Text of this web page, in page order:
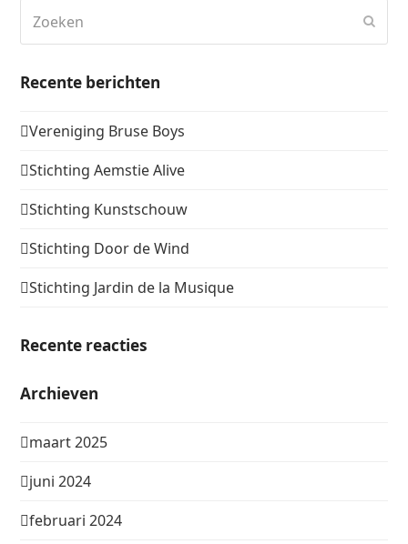
Recente berichten
Vereniging Bruse Boys
Stichting Aemstie Alive
Stichting Kunstschouw
Stichting Door de Wind
Stichting Jardin de la Musique
Recente reacties
Archieven
maart 2025
juni 2024
februari 2024